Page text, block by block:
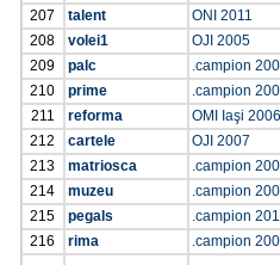
207
talent
ONI 2011
208
volei1
OJI 2005
209
palc
.campion
210
prime
.campion
211
reforma
OMI Iaşi 2006
212
cartele
OJI 2007
213
matriosca
.campion
214
muzeu
.campion
215
pegals
.campion
216
rima
.campion